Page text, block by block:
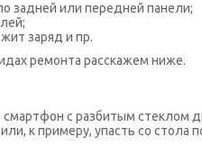
задней или передней панели;
заряд и пр.
ремонта расскажем ниже.
смартфон с разбитым стеклом
к примеру, упасть со